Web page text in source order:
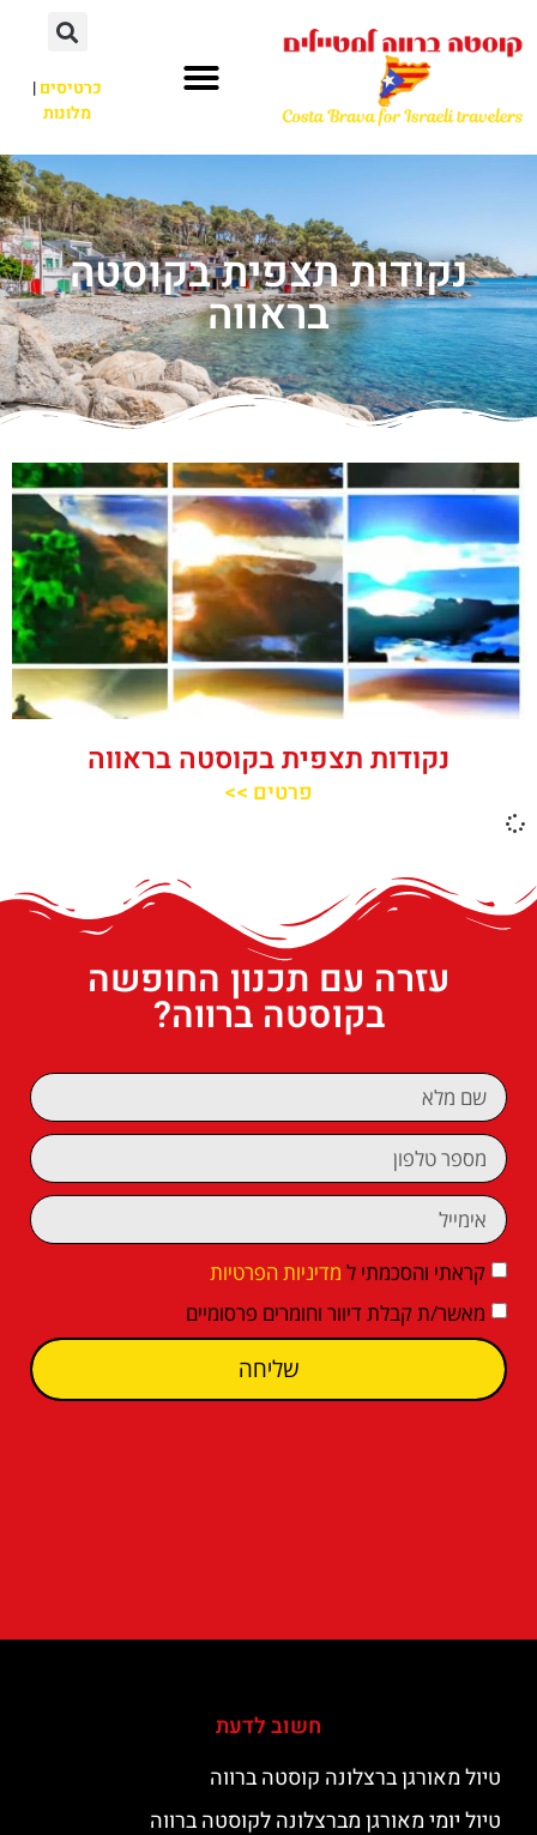
כרטיסים|
מלונות
נקודות תצפית בקוסטה
בראווה
נקודות תצפית בקוסטה בראווה
פרטים >>
עזרה עם תכנון החופשה
בקוסטה ברווה?
קראתי והסכמתי ל מדיניות הפרטיות
מאשר/ת קבלת דיוור וחומרים פרסומיים
שליחה
חשוב לדעת
טיול מאורגן ברצלונה קוסטה ברווה
טיול יומי מאורגן מברצלונה לקוסטה ברווה